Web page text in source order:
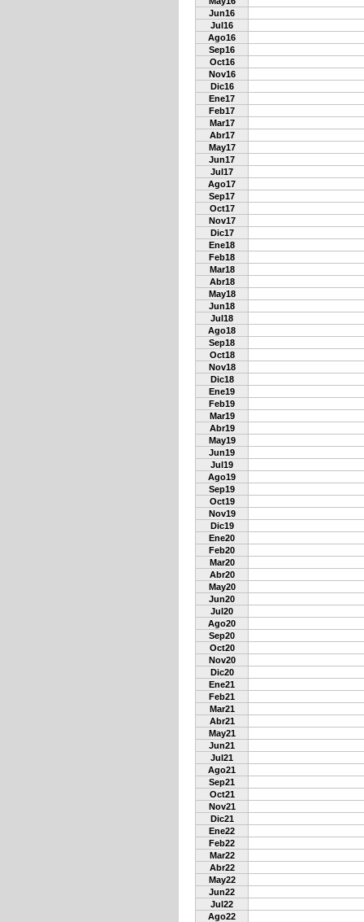
Jun16
Jul16
Ago16
Sep16
Oct16
Nov16
Dic16
Ene17
Feb17
Mar17
Abr17
May17
Jun17
Jul17
Ago17
Sep17
Oct17
Nov17
Dic17
Ene18
Feb18
Mar18
Abr18
May18
Jun18
Jul18
Ago18
Sep18
Oct18
Nov18
Dic18
Ene19
Feb19
Mar19
Abr19
May19
Jun19
Jul19
Ago19
Sep19
Oct19
Nov19
Dic19
Ene20
Feb20
Mar20
Abr20
May20
Jun20
Jul20
Ago20
Sep20
Oct20
Nov20
Dic20
Ene21
Feb21
Mar21
Abr21
May21
Jun21
Jul21
Ago21
Sep21
Oct21
Nov21
Dic21
Ene22
Feb22
Mar22
Abr22
May22
Jun22
Jul22
Ago22